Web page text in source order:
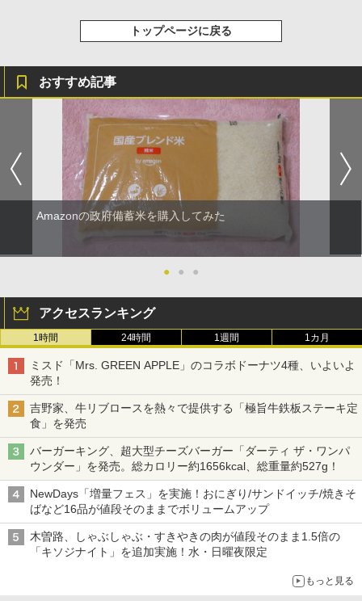
トップページに戻る
おすすめ記事
Amazonの政府備蓄米を購入してみた
● ● ●
アクセスランキング
1時間 24時間 1週間 1カ月
ミスド「Mrs. GREEN APPLE」のコラボドーナツ4種、いよいよ
発売！
吉野家、牛リブロースを熱々で提供する「極旨牛鉄板ステーキ定
食」を発売
バーガーキング、超大型チーズバーガー「ダーティ ザ・ワンパ
ウンダー」を発売。総カロリー約1656kcal、総重量約527g！
NewDays「増量フェス」を実施！おにぎり/サンドイッチ/焼きそ
ばなど16品が値段そのままでボリュームアップ
木曽路、しゃぶしゃぶ・すきやきの肉が値段そのまま1.5倍の
「キソジナイト」を追加実施！水・日曜夜限定
もっと見る